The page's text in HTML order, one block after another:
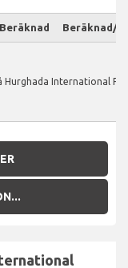
Beräknad Beräknad/
Hurghada International